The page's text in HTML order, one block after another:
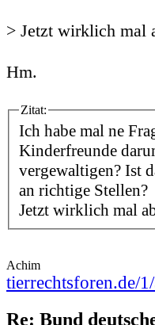
> Jetzt wirklich mal
Hm.
Zitat:
Ich habe mal ne
Kinderfreunde
vergewaltigen? Ist
an richtige Stellen?
Jetzt wirklich mal
Achim
tierrechtsforen.de/
Re: Bund